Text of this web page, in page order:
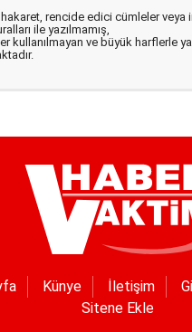
rencide edici cümleler veya
ile yazılmamış,
kullanılmayan ve büyük harflerle
Künye İletişim
Sitene Ekle